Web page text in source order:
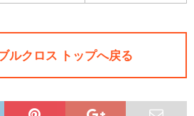
ルクロス トップへ戻る